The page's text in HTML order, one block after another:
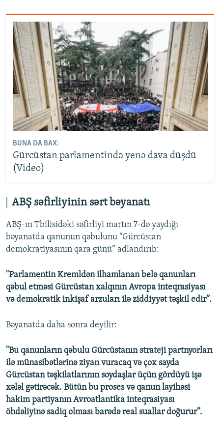
BUNA DA BAX:
Gürcüstan parlamentində yenə dava düşdü
(Video)
ABŞ səfirliyinin sərt bəyanatı
ABŞ-ın Tbilisidəki səfirliyi martın 7-də yaydığı
bəyanatda qanunun qəbulunu “Gürcüstan
demokratiyasının qara günü” adlandırıb:
"Parlamentin Kremldən ilhamlanan belə qanunları
qəbul etməsi Gürcüstan xalqının Avropa inteqrasiyası
və demokratik inkişaf arzuları ilə ziddiyyət təşkil edir”.
Bəyanatda daha sonra deyilir:
"Bu qanunların qəbulu Gürcüstanın strateji partnyorları
ilə münasibətlərinə ziyan vuracaq və çox sayda
Gürcüstan təşkilatlarının soydaşlar üçün gördüyü işə
xələl gətirəcək. Bütün bu proses və qanun layihəsi
hakim partiyanın Avroatlantika inteqrasiyası
öhdəliyinə sadiq olması barədə real suallar doğurur”.